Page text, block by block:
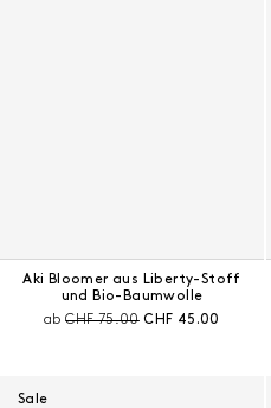
Aki Bloomer aus Liberty-Stoff
und Bio-Baumwolle
abPreis vor Rabatt:
CHF 75.00 Aktueller Preis:
CHF 45.00
Sale